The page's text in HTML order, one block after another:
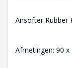
Airsofter Rubber
Afmetingen: 90 x